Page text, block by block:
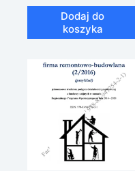
Dodaj do
koszyka